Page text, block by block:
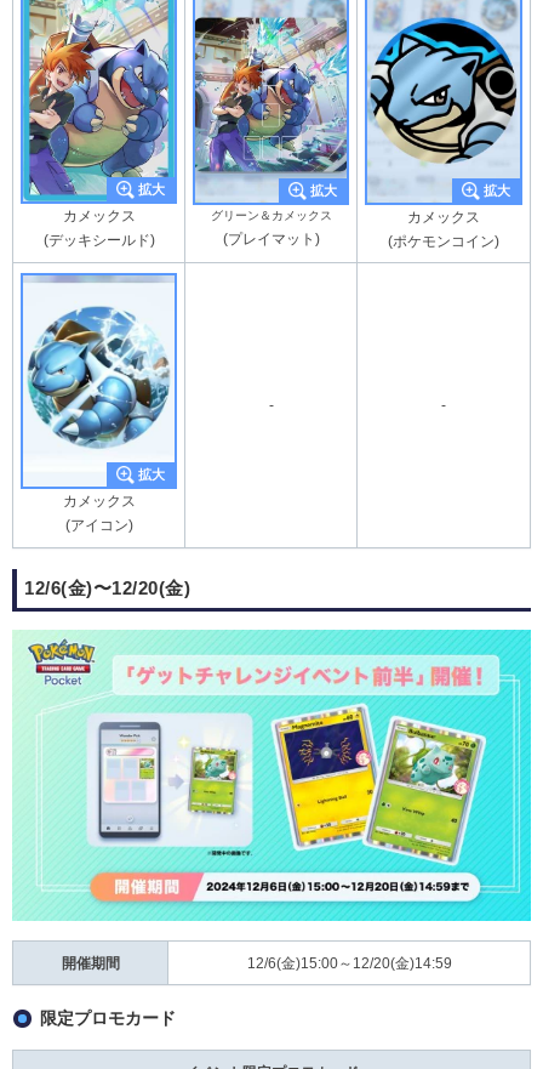
カメックス
(デッキシールド)
グリーン＆カメックス
(プレイマット)
カメックス
(ポケモンコイン)
カメックス
(アイコン)
- -
12/6(金)〜12/20(金)
開催期間 12/6(金)15:00～12/20(金)14:59
限定プロモカード